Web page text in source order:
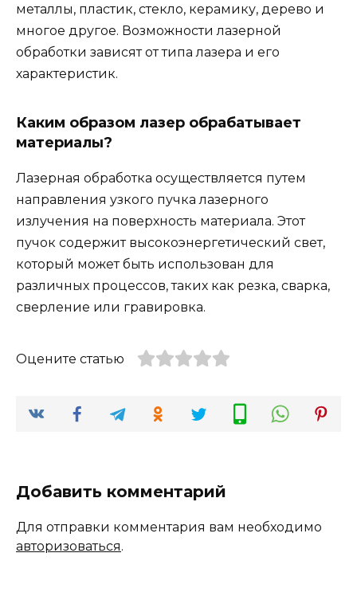
металлы, пластик, стекло, керамику, дерево и
многое другое. Возможности лазерной
обработки зависят от типа лазера и его
характеристик.
Каким образом лазер обрабатывает
материалы?
Лазерная обработка осуществляется путем
направления узкого пучка лазерного
излучения на поверхность материала. Этот
пучок содержит высокоэнергетический свет,
который может быть использован для
различных процессов, таких как резка, сварка,
сверление или гравировка.
Оцените статью
Добавить комментарий
Для отправки комментария вам необходимо
авторизоваться.